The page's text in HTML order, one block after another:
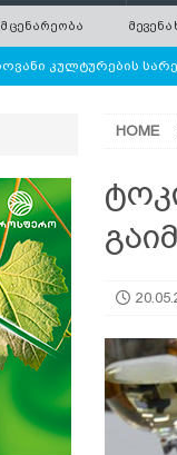
კულტურების
ტოვებენ ფერმერები
ბიოლოგიური
ხილის მოსავლის
HOME